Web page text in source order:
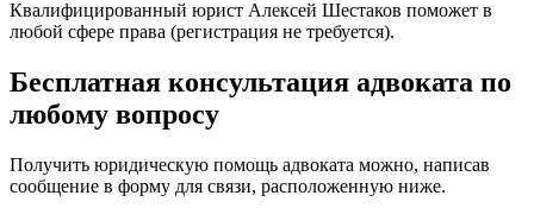
Квалифицированный юрист Алексей Шестаков поможет в
любой сфере права (регистрация не требуется).
Бесплатная консультация адвоката по
любому вопросу
Получить юридическую помощь адвоката можно, написав
сообщение в форму для связи, расположенную ниже.